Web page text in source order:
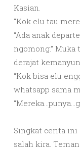
Kasian.
“Kok elu tau
“Ada anak
ngomong.”
derajat
“Kok bisa elu
whatsapp sama
Singkat cerita ini
salah kira.